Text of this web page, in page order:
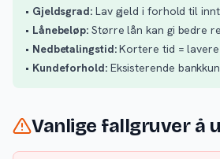
• Gjeldsgrad:Lav gjeld i forhold til
• Lånebeløp: Større lån kan gi bedre
• Nedbetalingstid:Kortere tid =
• Kundeforhold:Eksisterende
Vanlige fallgruver å